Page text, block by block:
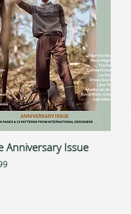
Snel overzicht
Anniversary Issue